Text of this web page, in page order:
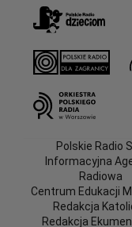
Polskie Radio
Informacyjna
Radiowa
Centrum Edukacji
Redakcja
Redakcja